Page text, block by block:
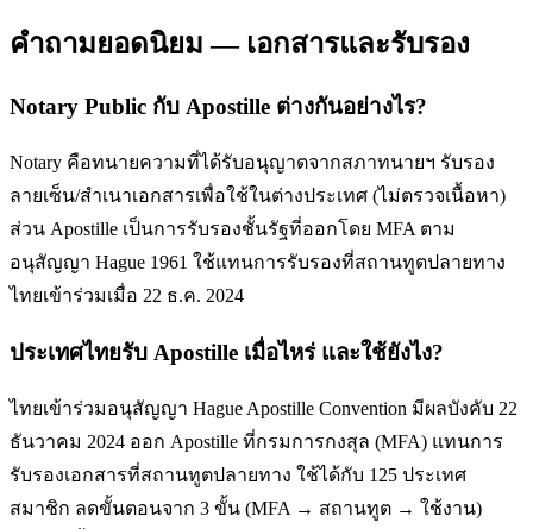
คำถามยอดนิยม — เอกสารและรับรอง
Notary Public กับ Apostille ต่างกันอย่างไร?
Notary คือทนายความที่ได้รับอนุญาตจากสภาทนายฯ รับรอง
ลายเซ็น/สำเนาเอกสารเพื่อใช้ในต่างประเทศ (ไม่ตรวจเนื้อหา)
ส่วน Apostille เป็นการรับรองชั้นรัฐที่ออกโดย MFA ตาม
อนุสัญญา Hague 1961 ใช้แทนการรับรองที่สถานทูตปลายทาง
ไทยเข้าร่วมเมื่อ 22 ธ.ค. 2024
ประเทศไทยรับ Apostille เมื่อไหร่ และใช้ยังไง?
ไทยเข้าร่วมอนุสัญญา Hague Apostille Convention มีผลบังคับ 22
ธันวาคม 2024 ออก Apostille ที่กรมการกงสุล (MFA) แทนการ
รับรองเอกสารที่สถานทูตปลายทาง ใช้ได้กับ 125 ประเทศ
สมาชิก ลดขั้นตอนจาก 3 ขั้น (MFA → สถานทูต → ใช้งาน)